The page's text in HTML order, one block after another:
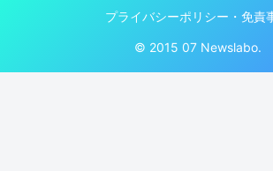
プライバシーポリシー・免責
© 2015 07 Newslabo.